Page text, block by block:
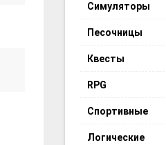
Симуляторы
Песочницы
Квесты
RPG
Спортивные
Логические